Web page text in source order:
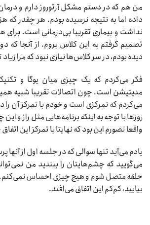
من هم که در دستم مشکل آرتوروز دارم و
داده اما به نتیجه نرسیده بودم. هر چقدر که
نداشت و بیماری تقریبا بی‌درمانی است. برای
تصمیم گرفتم به این کلاس بروم. از آنجا که
دیده بودم، در سر کلاس‌ها نیازی نبود که مرا
فکر می‌کردم که یک چیزی میان یوگا و
مدیتیشن است. چون اتصالات تقریبا شبیه
می‌کردم که تمرکزی است و خودم با تمرکز آن را
روزها با توجه به اینکه برنامه‌هایی مثل راز و این
واقعا تصورم این بود که نهایتا با تمرکز این
یادم می‌آید تنها سوالی که در جلسه اول از آنها
می‌گویید که چشم‌هایتان را ببندید من
حلقه متصل شوم و هیچ چیزی احساس
بیایید، کم‌کم این اتفاق می‌افتد.